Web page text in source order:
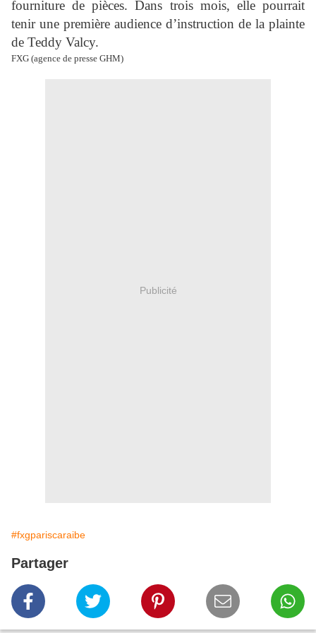
fourniture de pièces. Dans trois mois, elle pourrait
tenir une première audience d’instruction de la plainte
de Teddy Valcy.
FXG (agence de presse GHM)
Publicité
#fxgpariscaraibe
Partager